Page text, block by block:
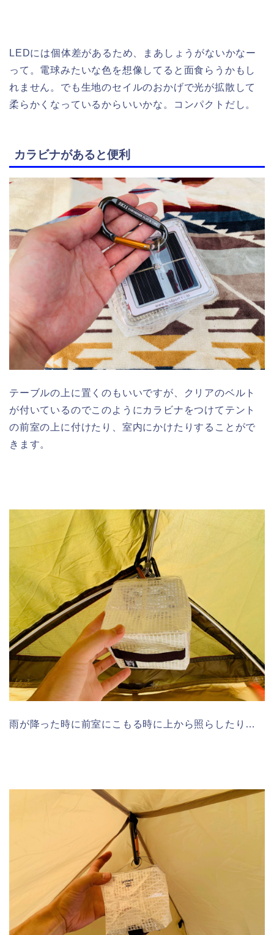
LEDには個体差があるため、まあしょうがないかなー
って。電球みたいな色を想像してると面食らうかもし
れません。でも生地のセイルのおかげで光が拡散して
柔らかくなっているからいいかな。コンパクトだし。
カラビナがあると便利
テーブルの上に置くのもいいですが、クリアのベルト
が付いているのでこのようにカラビナをつけてテント
の前室の上に付けたり、室内にかけたりすることがで
きます。
雨が降った時に前室にこもる時に上から照らしたり…